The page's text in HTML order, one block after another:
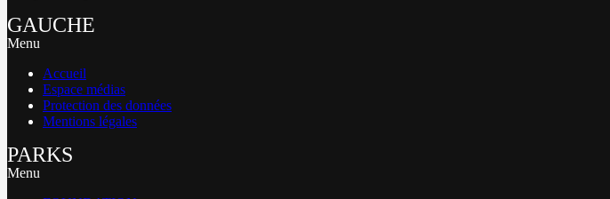
GAUCHE
Menu
Accueil
Espace médias
Protection des données
Mentions légales
PARKS
Menu